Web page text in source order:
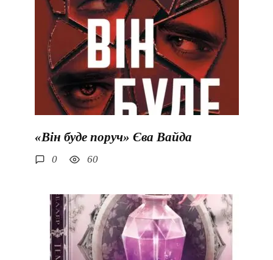
«Він буде поруч» Єва Вайда
0 60